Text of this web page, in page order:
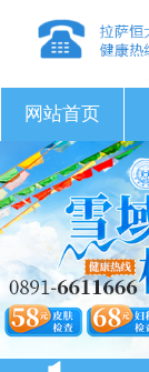
网站首页